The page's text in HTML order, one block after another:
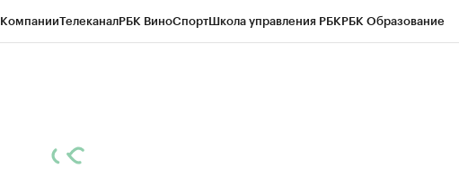
ТелеканалРБК ВиноСпортШкола управления РБКРБК Образование